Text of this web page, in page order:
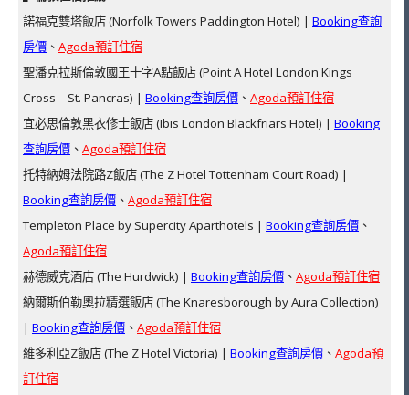
諾福克雙塔飯店 (Norfolk Towers Paddington Hotel) | Booking查詢
房價 、 Agoda預訂住宿
聖潘克拉斯倫敦國王十字A點飯店 (Point A Hotel London Kings
Cross – St. Pancras) | Booking查詢房價 、 Agoda預訂住宿
宜必思倫敦黑衣修士飯店 (Ibis London Blackfriars Hotel) | Booking
查詢房價 、 Agoda預訂住宿
托特納姆法院路Z飯店 (The Z Hotel Tottenham Court Road) |
Booking查詢房價 、 Agoda預訂住宿
Templeton Place by Supercity Aparthotels | Booking查詢房價 、
Agoda預訂住宿
赫德威克酒店 (The Hurdwick) | Booking查詢房價 、 Agoda預訂住宿
納爾斯伯勒奧拉精選飯店 (The Knaresborough by Aura Collection)
| Booking查詢房價 、 Agoda預訂住宿
維多利亞Z飯店 (The Z Hotel Victoria) | Booking查詢房價 、 Agoda預
訂住宿